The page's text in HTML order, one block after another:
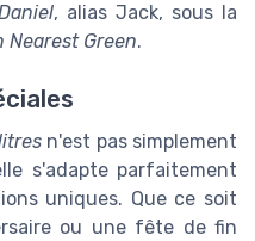
, alias Jack, sous la
Nearest Green.
n'est pas simplement
s'adapte parfaitement
uniques. Que ce soit
ou une fête de fin